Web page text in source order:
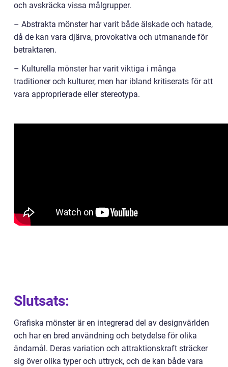
och avskräcka vissa målgrupper.
– Abstrakta mönster har varit både älskade och hatade,
då de kan vara djärva, provokativa och utmanande för
betraktaren.
– Kulturella mönster har varit viktiga i många
traditioner och kulturer, men har ibland kritiserats för att
vara approprierade eller stereotypa.
Slutsats:
Grafiska mönster är en integrerad del av designvärlden
och har en bred användning och betydelse för olika
ändamål. Deras variation och attraktionskraft sträcker
sig över olika typer och uttryck, och de kan både vara